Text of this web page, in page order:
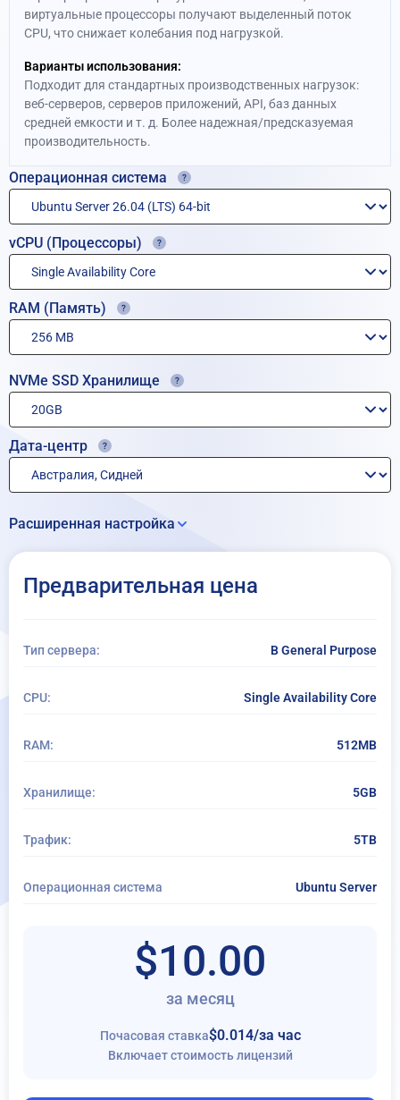
виртуальные процессоры получают выделенный поток
CPU, что снижает колебания под нагрузкой.
Варианты использования:
Подходит для стандартных производственных нагрузок:
веб-серверов, серверов приложений, API, баз данных
средней емкости и т. д. Более надежная/предсказуемая
производительность.
Операционная система
vCPU (Процессоры)
RAM (Память)
NVMe SSD Хранилище
Дата-центр
Расширенная настройка
Дополнительное дисковое хранилище:
+ Добавить дополнения (aддоны) к ОС
Расширенное ежедневное резервное
за час
Предварительная цена
Тип сервера: B General Purpose
CPU: Single Availability Core
RAM: 512MB
Хранилище: 5GB
Трафик: 5TB
Операционная система Ubuntu Server
$10.00
за месяц
Почасовая ставка$0.014/за час
Включает стоимость лицензий